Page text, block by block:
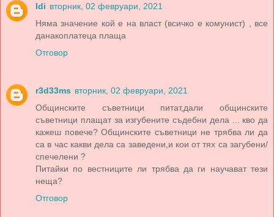
Idi вторник, 02 февруари, 2021
Няма значение кой е на власт (всичко е комунист) , все
данакоплатеца плаща
Отговор
r3d33ms вторник, 02 февруари, 2021
Общинските съветници питат,дали общинските
съветници плащат за изгубените съдебни дела ... кво да
кажеш повече? Общинските съветници не трябва ли да
са в час какви дела са заведени,и кои от тях са загубени/
спечелени ?
Питайки по вестниците ли трябва да ги научават тези
неща?
Отговор